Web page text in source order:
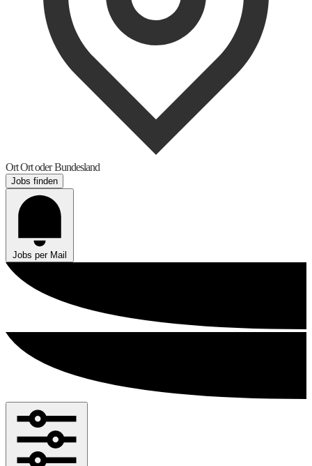
OrtOrt oder Bundesland
Jobs finden
Jobs per Mail